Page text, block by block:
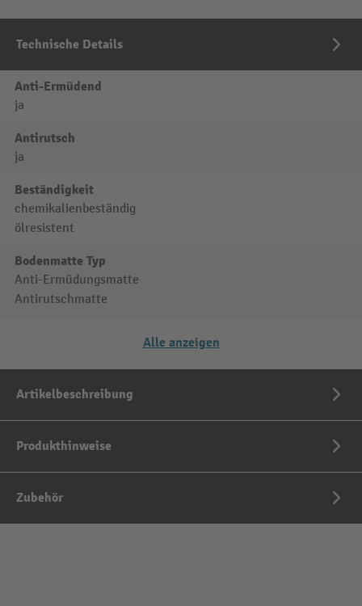
Technische Details
Anti-Ermüdend
ja
Antirutsch
ja
Beständigkeit
chemikalienbeständig
ölresistent
Bodenmatte Typ
Anti-Ermüdungsmatte
Antirutschmatte
Alle anzeigen
Artikelbeschreibung
Produkthinweise
Zubehör